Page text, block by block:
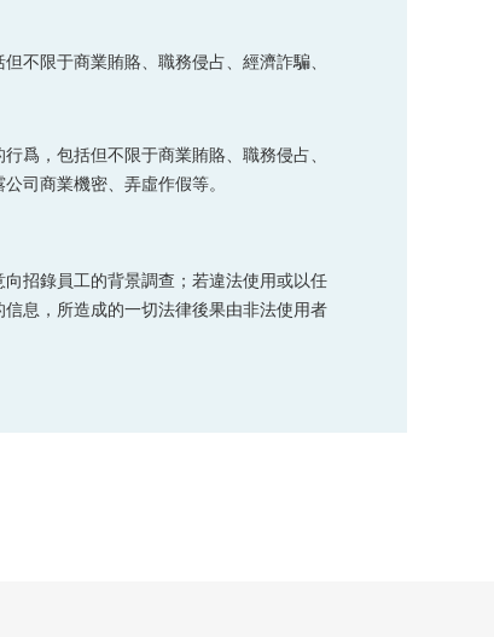
不限于商業賄賂、職務侵占、經濟詐騙、
爲，包括但不限于商業賄賂、職務侵占、
司商業機密、弄虛作假等。
招錄員工的背景調查；若違法使用或以任
息，所造成的一切法律後果由非法使用者